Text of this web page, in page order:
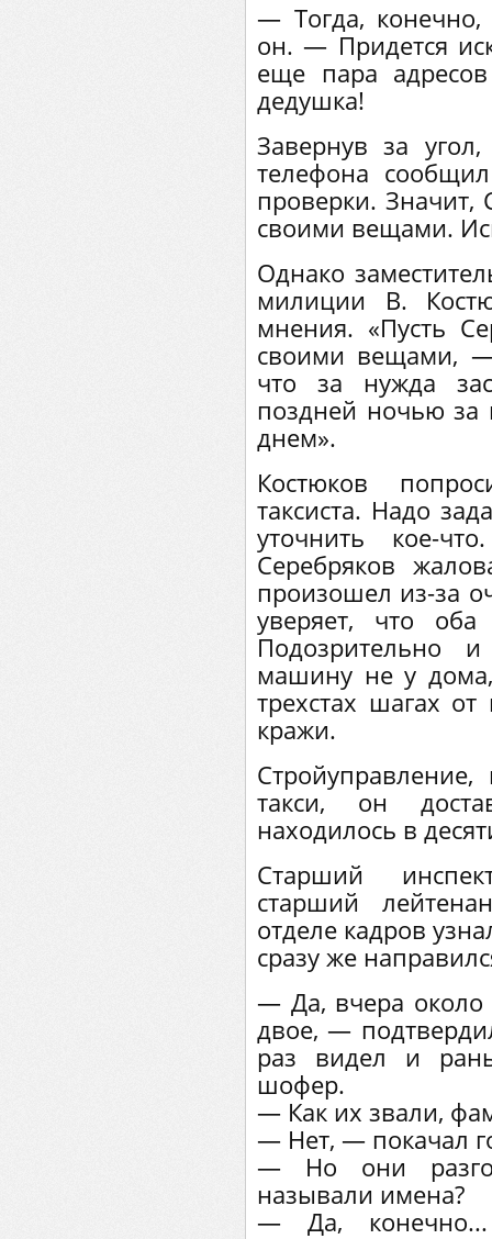
— Тогда, конечно,
он. — Придется
еще пара
дедушка!
Завернув за
телефона
проверки. Значит,
своими вещами.
Однако
милиции В.
мнения. «Пусть
своими вещами,
что за нужда
поздней ночью за
днем».
Костюков
таксиста. Надо
уточнить кое-
Серебряков
произошел из-за
уверяет, что
Подозрительно
машину не у
трехстах шагах
кражи.
Стройуправление,
такси, он
находилось в
Старший
старший
отделе кадров
сразу же
— Да, вчера около
двое, —
раз видел и
шофер.
— Как их звали,
— Нет, — покачал
— Но они
называли имена?
— Да,